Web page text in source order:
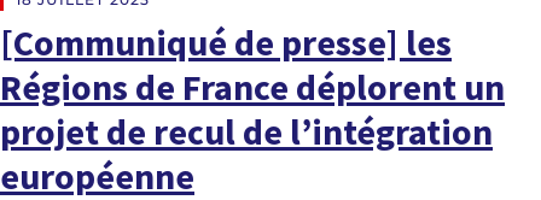
[Communiqué de presse] les
Régions de France déplorent un
projet de recul de l’intégration
européenne